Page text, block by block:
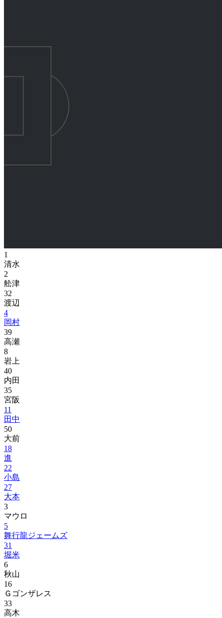
1
清水
2
舩津
32
渡辺
4
岡村
39
高瀬
8
岩上
40
内田
35
宮阪
11
田中
50
大前
18
進
22
小島
27
大本
3
マウロ
5
舞行龍ジェームズ
31
堀米
6
秋山
16
Ｇゴンザレス
33
高木